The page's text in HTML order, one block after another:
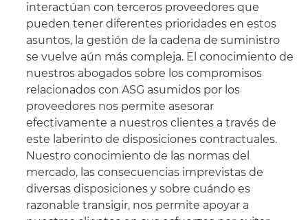
interactúan con terceros proveedores que
pueden tener diferentes prioridades en estos
asuntos, la gestión de la cadena de suministro
se vuelve aún más compleja. El conocimiento de
nuestros abogados sobre los compromisos
relacionados con ASG asumidos por los
proveedores nos permite asesorar
efectivamente a nuestros clientes a través de
este laberinto de disposiciones contractuales.
Nuestro conocimiento de las normas del
mercado, las consecuencias imprevistas de
diversas disposiciones y sobre cuándo es
razonable transigir, nos permite apoyar a